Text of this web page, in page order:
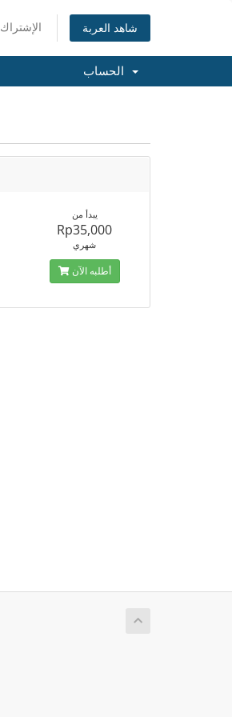
الإشتراك شاهد العربة
يبدأ من
Rp35,000
شهري
أطلبه الآن